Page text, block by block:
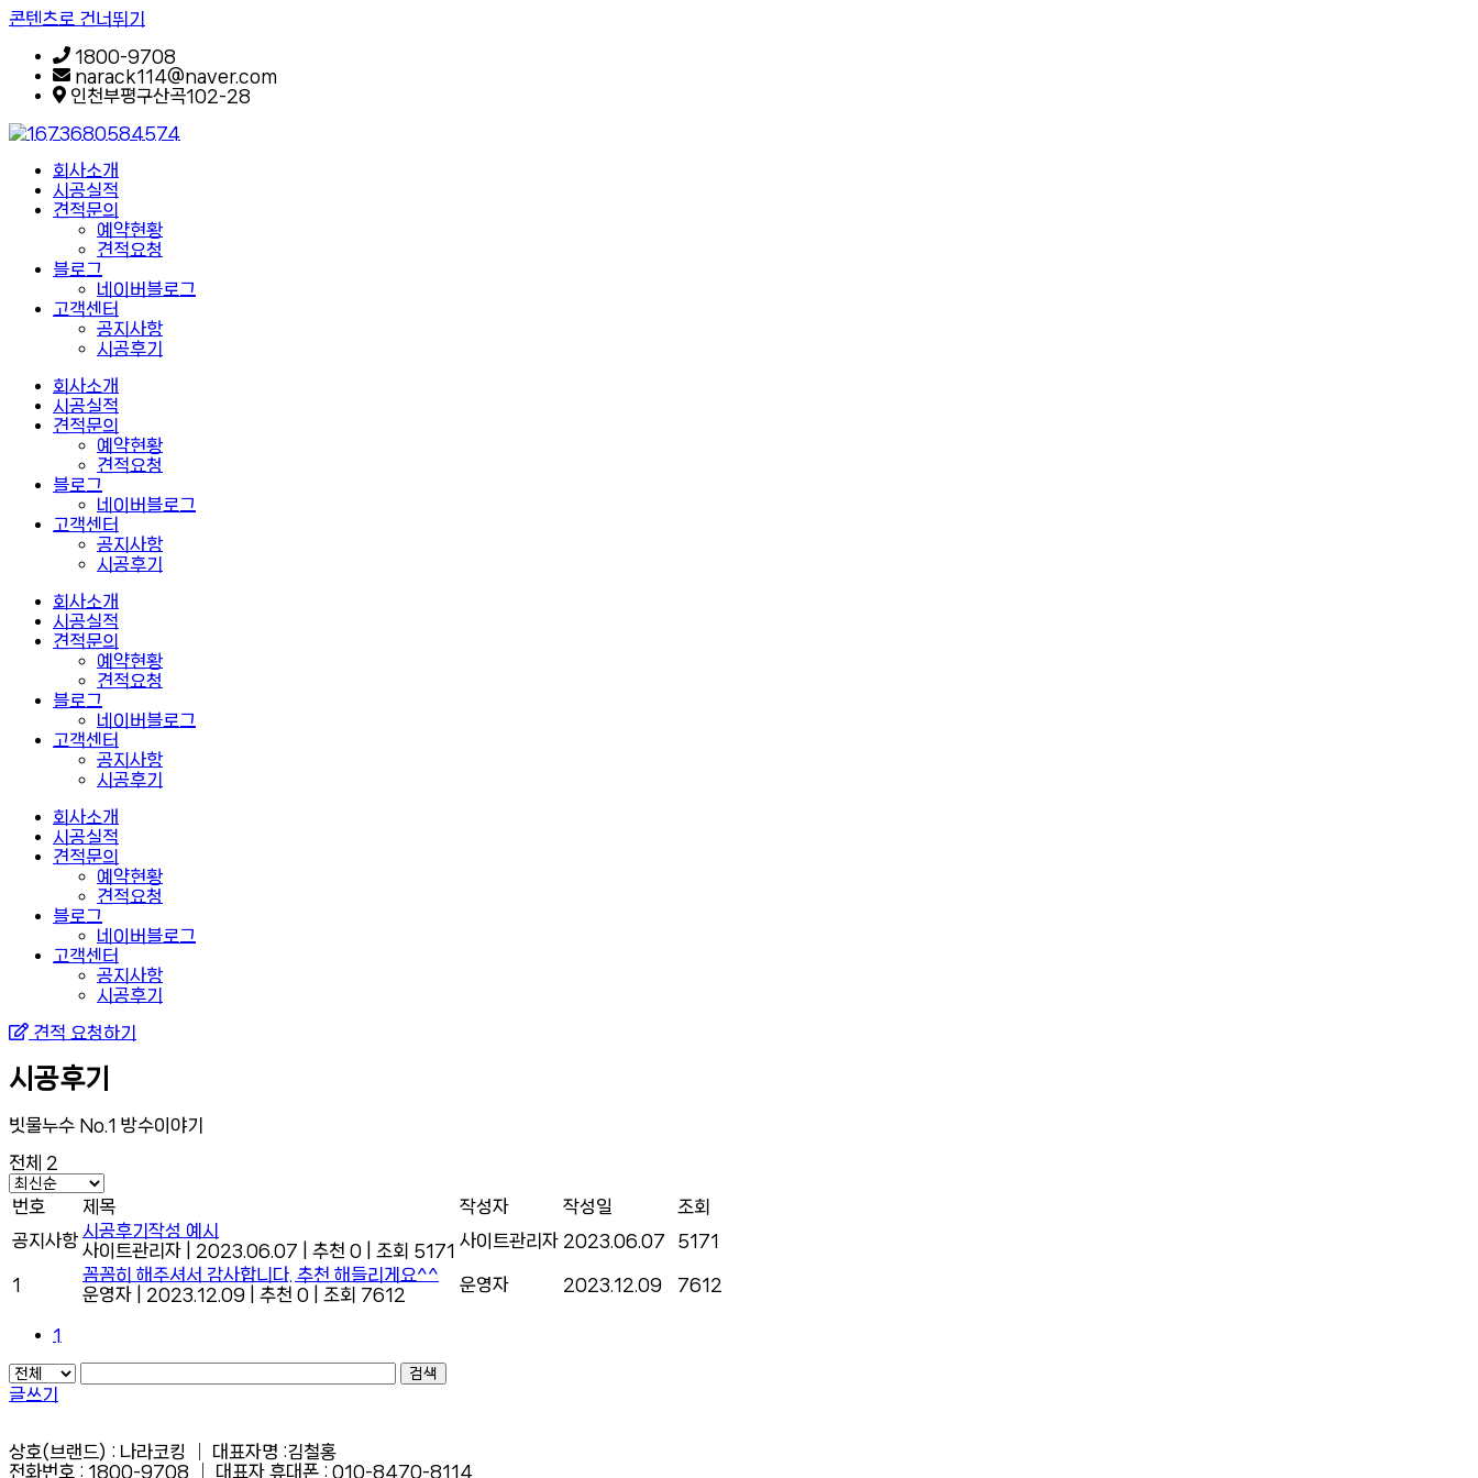
콘텐츠로 건너뛰기
1800-9708
narack114@naver.com
인천부평구산곡102-28
회사소개
시공실적
견적문의
예약현황
견적요청
블로그
네이버블로그
고객센터
공지사항
시공후기
회사소개
시공실적
견적문의
예약현황
견적요청
블로그
네이버블로그
고객센터
공지사항
시공후기
회사소개
시공실적
견적문의
예약현황
견적요청
블로그
네이버블로그
고객센터
공지사항
시공후기
회사소개
시공실적
견적문의
예약현황
견적요청
블로그
네이버블로그
고객센터
공지사항
시공후기
견적 요청하기
시공후기
빗물누수 No.1 방수이야기
전체 2
번호 제목 작성자 작성일
조회
공지사항 시공후기작성 예시
사이트관리자
2023.06.07 추천 0 조회 5171 사이트관리자 2023.06.07 5171
1
꼼꼼히 해주셔서 감사합니다. 추천 해들리게요^^
운영자
2023.12.09 추천 0 조회 7612 운영자 2023.12.09 7612
1
검색
글쓰기
상호(브랜드) : 나라코킹 │ 대표자명 :김철홍
전화번호 : 1800-9708 │ 대표자 휴대폰 : 010-8470-8114